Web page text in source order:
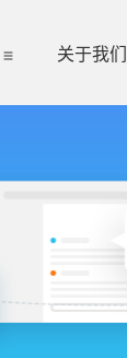
关于我们